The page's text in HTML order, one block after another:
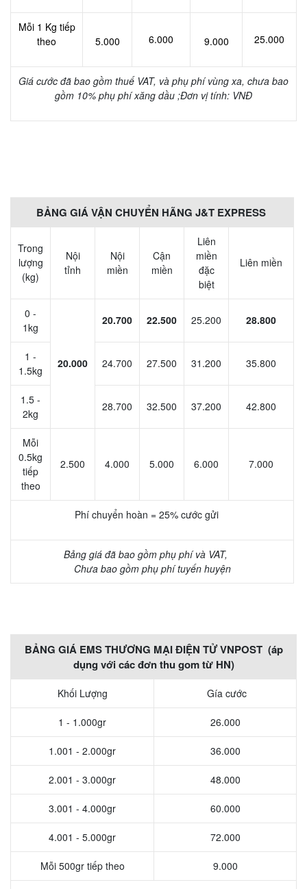
Mỗi 1 Kg tiếp
theo
5.000 6.000 9.000 25.000
Giá cước đã bao gồm thuế VAT, và phụ phí vùng xa, chưa bao
gồm 10% phụ phí xăng dầu ;Đơn vị tính: VNĐ
BẢNG GIÁ VẬN CHUYỂN HÃNG J&T EXPRESS
Trong
lượng
(kg)
Nội
tỉnh
Nội
miền
Cận
miền
Liên
miền
đặc
biệt
Liên miền
0 -
1kg
20.000
20.700 22.500 25.200 28.800
1 -
1.5kg
24.700 27.500 31.200 35.800
1.5 -
2kg
28.700 32.500 37.200 42.800
Mỗi
0.5kg
tiếp
theo
2.500 4.000 5.000 6.000 7.000
Phí chuyển hoàn = 25% cước gửi
Bảng giá đã bao gồm phụ phí và VAT,
Chưa bao gồm phụ phí tuyến huyện
BẢNG GIÁ EMS THƯƠNG MẠI ĐIỆN TỬ VNPOST (áp
dụng với các đơn thu gom từ HN)
Khối Lượng Gía cước
1 - 1.000gr 26.000
1.001 - 2.000gr 36.000
2.001 - 3.000gr 48.000
3.001 - 4.000gr 60.000
4.001 - 5.000gr 72.000
Mỗi 500gr tiếp theo 9.000